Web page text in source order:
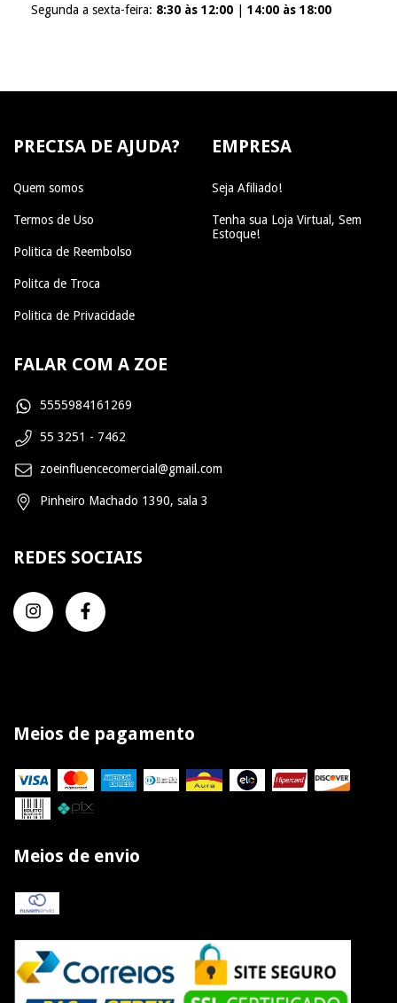
Segunda a sexta-feira: 8:30 às 12:00 14:00 às 18:00
PRECISA DE AJUDA?
Quem somos
Termos de Uso
Politica de Reembolso
Politca de Troca
Politica de Privacidade
EMPRESA
Seja Afiliado!
Tenha sua Loja Virtual, Sem
Estoque!
FALAR COM A ZOE
5555984161269
55 3251 - 7462
zoeinfluencecomercial@gmail.com
Pinheiro Machado 1390, sala 3
REDES SOCIAIS
Meios de pagamento
Meios de envio